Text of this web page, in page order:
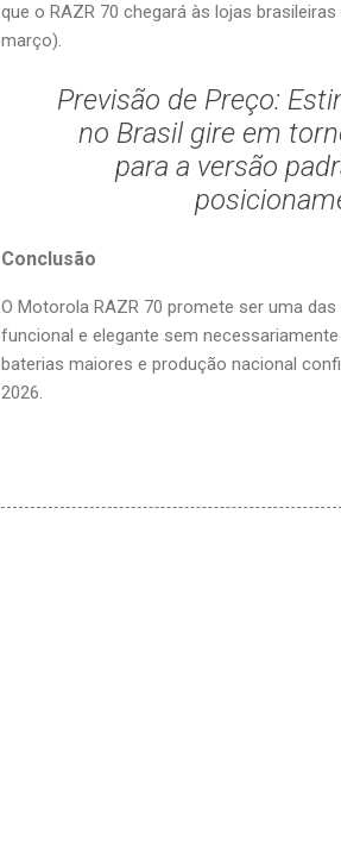
que o RAZR 70 chegará às lojas brasileiras
março).
Previsão de Preço:
no Brasil gire em
para a versão
Conclusão
O Motorola RAZR 70 promete ser uma
funcional e elegante sem
baterias maiores e produção nacional
2026.